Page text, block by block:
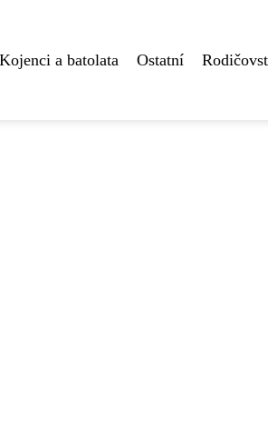
Kojenci a batolata Ostatní